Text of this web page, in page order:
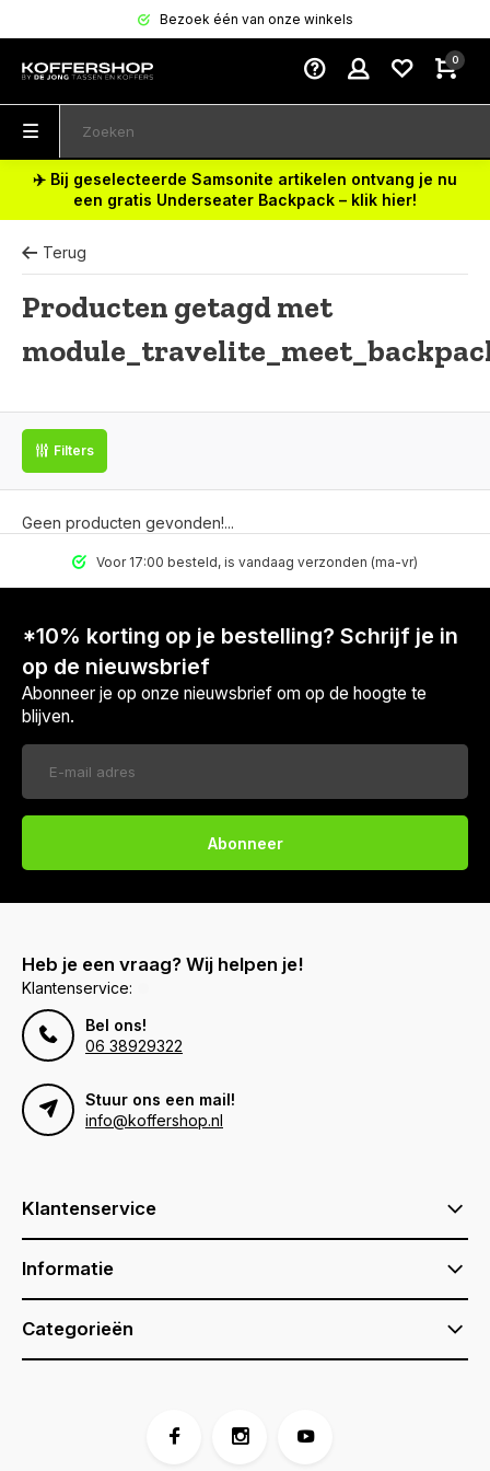
Bezoek één van onze winkels
0
✈️ Bij geselecteerde Samsonite artikelen ontvang je nu
een gratis Underseater Backpack – klik hier!
Terug
Producten getagd met
Filters
Geen producten gevonden!...
Voor 17:00 besteld, is vandaag verzonden (ma-vr)
*10% korting op je bestelling? Schrijf je in
op de nieuwsbrief
Abonneer je op onze nieuwsbrief om op de hoogte te
blijven.
Abonneer
Heb je een vraag? Wij helpen je!
Klantenservice:
Bel ons!
06 38929322
Stuur ons een mail!
info@koffershop.nl
Klantenservice
Informatie
Categorieën